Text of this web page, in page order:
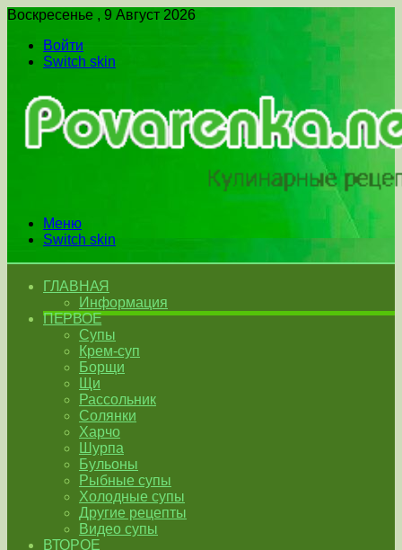
Воскресенье , 9 Август 2026
Войти
Switch skin
Меню
Switch skin
ГЛАВНАЯ
Информация
ПЕРВОЕ
Супы
Крем-суп
Борщи
Щи
Рассольник
Солянки
Харчо
Шурпа
Бульоны
Рыбные супы
Холодные супы
Другие рецепты
Видео супы
ВТОРОЕ